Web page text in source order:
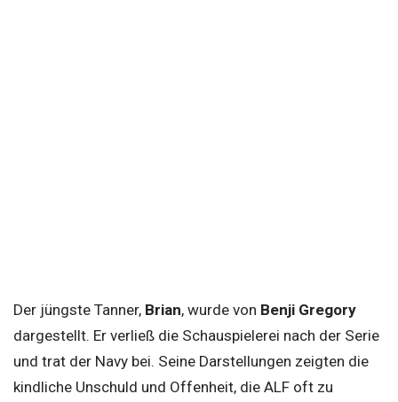
Der jüngste Tanner, Brian, wurde von Benji Gregory
dargestellt. Er verließ die Schauspielerei nach der Serie
und trat der Navy bei. Seine Darstellungen zeigten die
kindliche Unschuld und Offenheit, die ALF oft zu